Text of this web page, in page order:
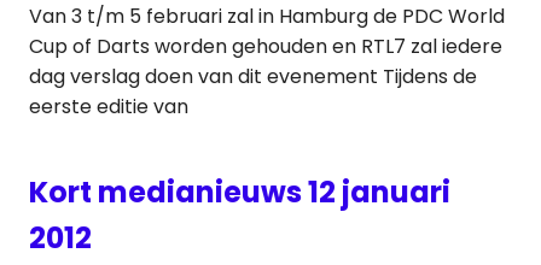
Van 3 t/m 5 februari zal in Hamburg de PDC World
Cup of Darts worden gehouden en RTL7 zal iedere
dag verslag doen van dit evenement Tijdens de
eerste editie van
Kort medianieuws 12 januari
2012